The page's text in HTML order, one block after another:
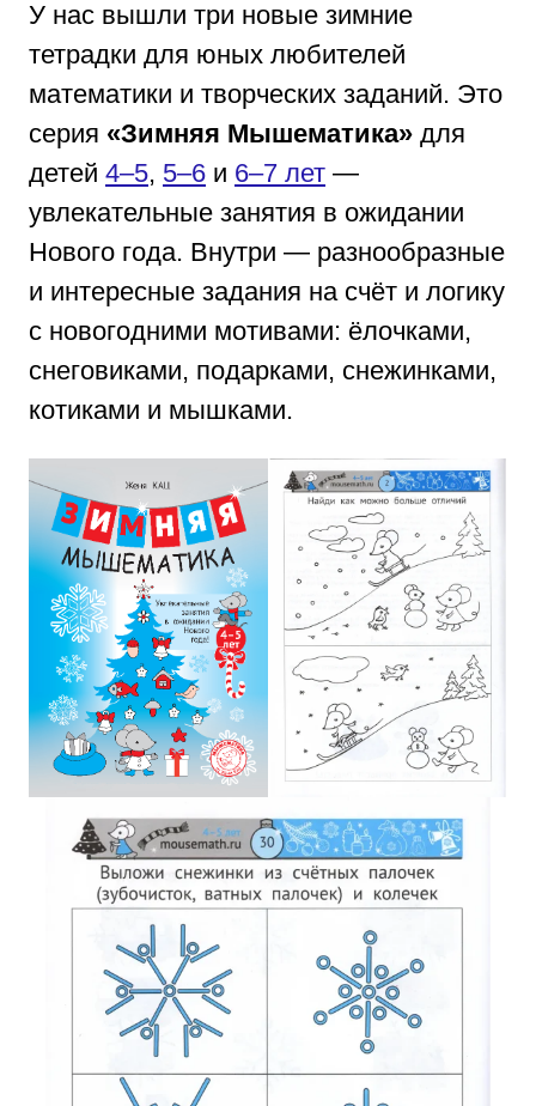
У нас вышли три новые зимние
тетрадки для юных любителей
математики и творческих заданий. Это
серия «Зимняя Мышематика» для
детей 4–5, 5–6 и 6–7 лет —
увлекательные занятия в ожидании
Нового года. Внутри — разнообразные
и интересные задания на счёт и логику
с новогодними мотивами: ёлочками,
снеговиками, подарками, снежинками,
котиками и мышками.